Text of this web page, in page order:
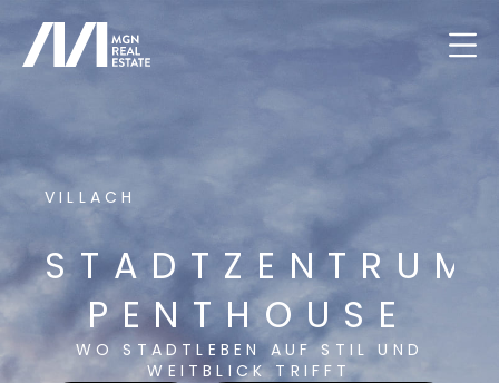
VILLACH
STADTZENTRUM
PENTHOUSE
WO STADTLEBEN AUF STIL UND
WEITBLICK TRIFFT